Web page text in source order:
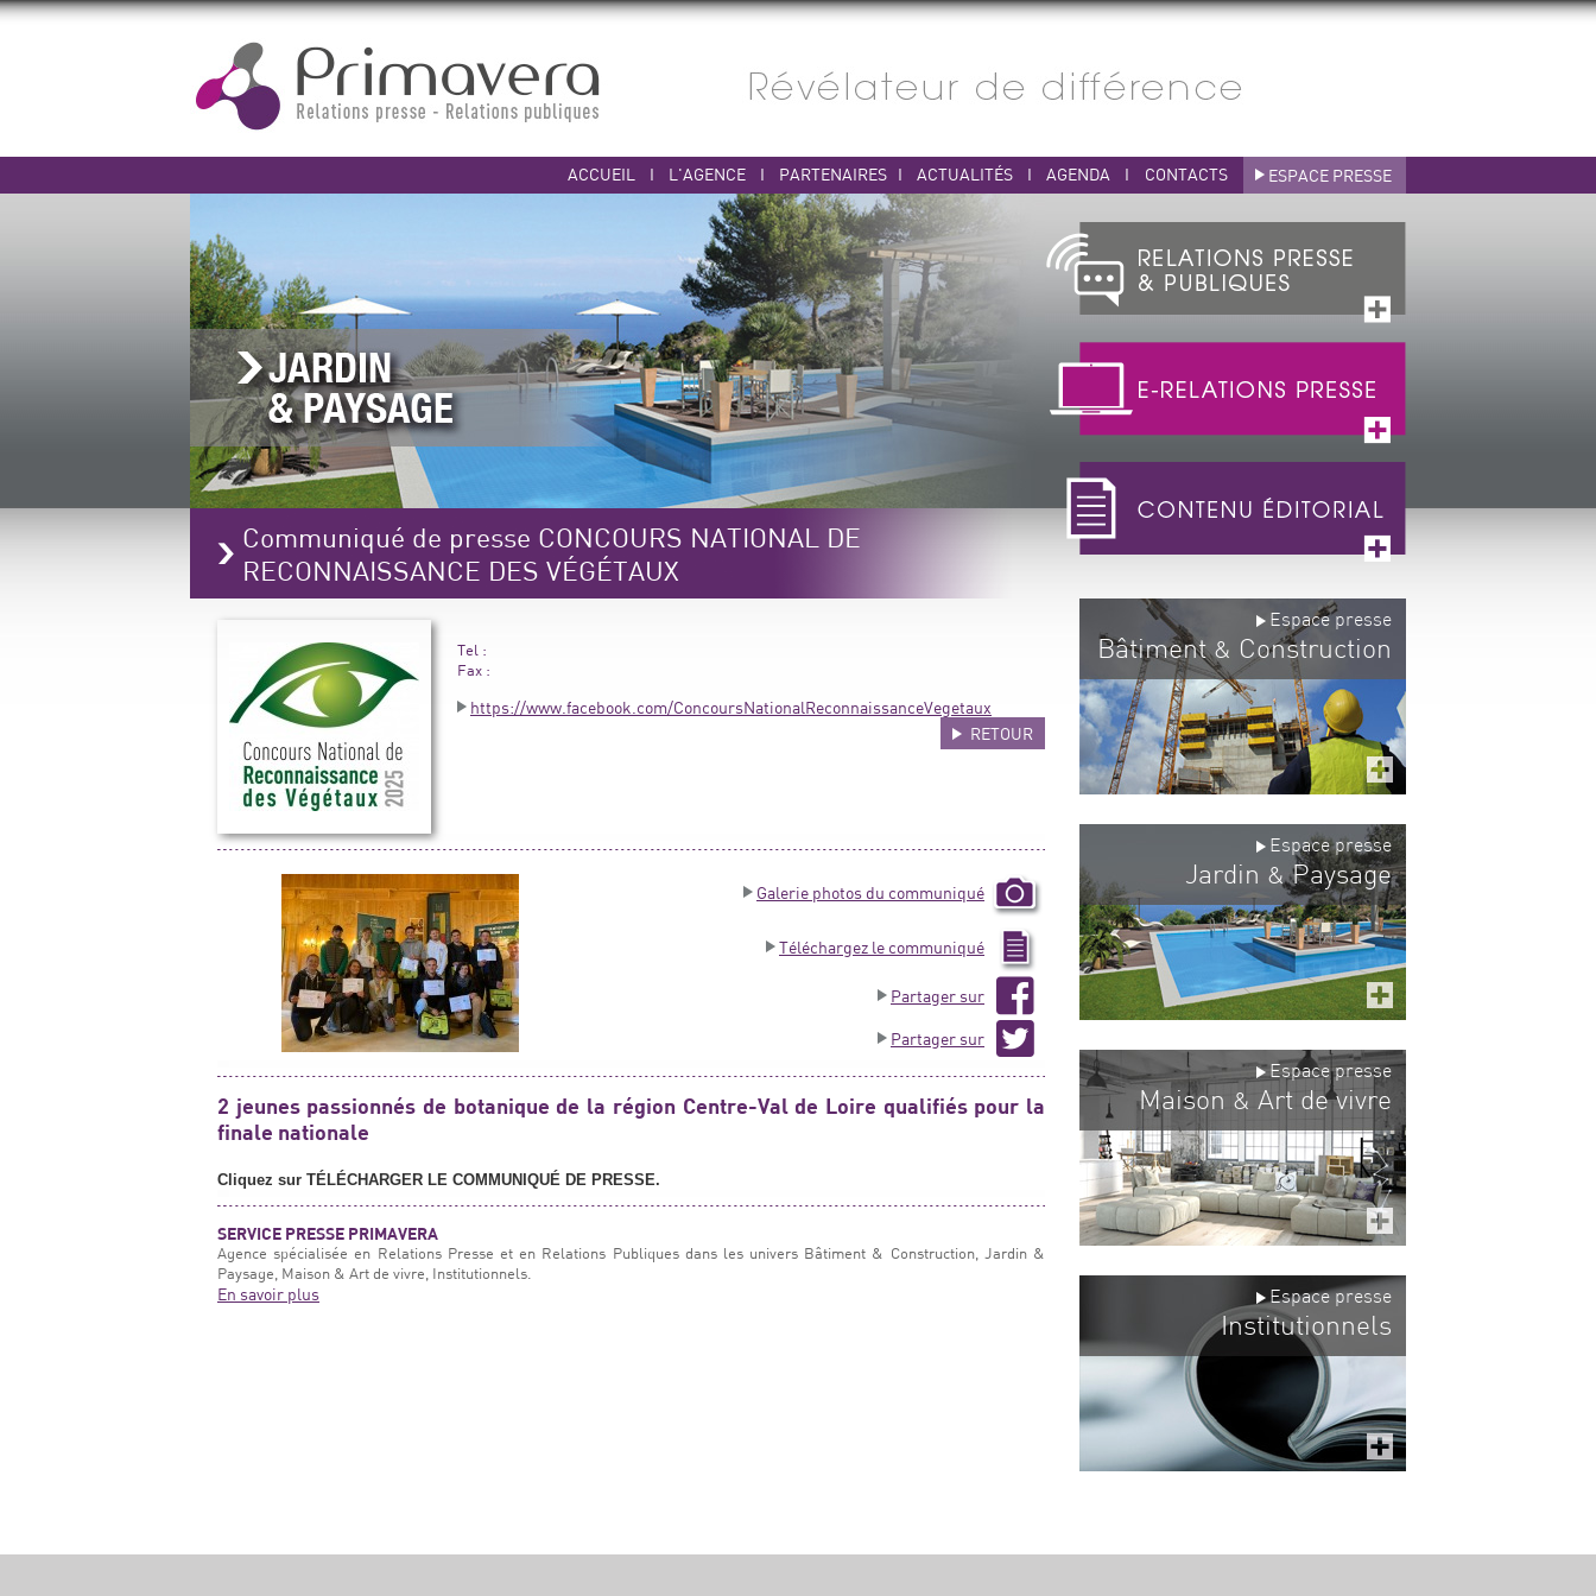
ACCUEIL I L'AGENCE I PARTENAIRES I ACTUALITÉS I AGENDA I CONTACTS ESPACE PRESSE
Communiqué de presse CONCOURS NATIONAL DE
RECONNAISSANCE DES VÉGÉTAUX
Tel :
Fax :
https://www.facebook.com/ConcoursNationalReconnaissanceVegetaux
RETOUR
Galerie photos du communiqué
Téléchargez le communiqué
Partager sur
Partager sur
2 jeunes passionnés de botanique de la région Centre-Val de Loire qualifiés pour la
finale nationale
Cliquez sur TÉLÉCHARGER LE COMMUNIQUÉ DE PRESSE.
SERVICE PRESSE PRIMAVERA
Agence spécialisée en Relations Presse et en Relations Publiques dans les univers Bâtiment & Construction, Jardin &
Paysage, Maison & Art de vivre, Institutionnels.
En savoir plus
Espace presse
Bâtiment& Construction
Espace presse
Jardin &Paysage
Espace presse
Maison & Art de vivre
Espace presse
Institutionnels